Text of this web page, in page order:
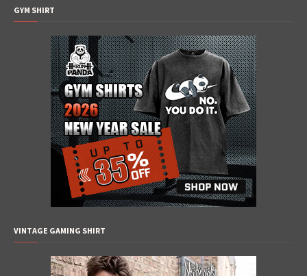
GYM SHIRT
VINTAGE GAMING SHIRT